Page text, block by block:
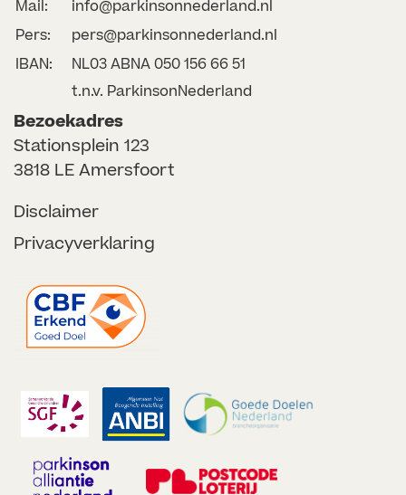
Mail:
info@parkinsonnederland.nl
Pers:
pers@parkinsonnederland.nl
IBAN:
NL03 ABNA 050 156 66 51
t.n.v. ParkinsonNederland
Bezoekadres
Stationsplein 123
3818 LE Amersfoort
Disclaimer
Privacyverklaring